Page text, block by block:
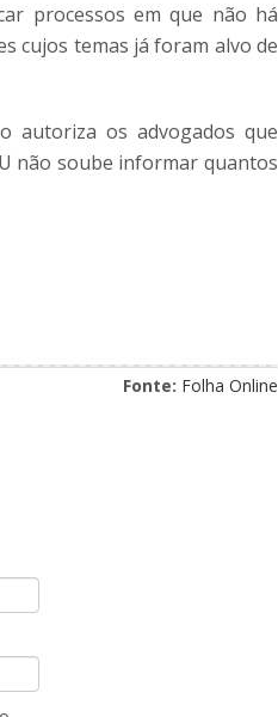
processos em que não há
cujos temas já foram alvo de
autoriza os advogados que
não soube informar quantos
Fonte: Folha Online